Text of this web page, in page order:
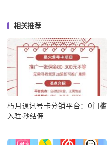
相关推荐
朽月通讯号卡分销平台：0门槛
入驻·秒结佣